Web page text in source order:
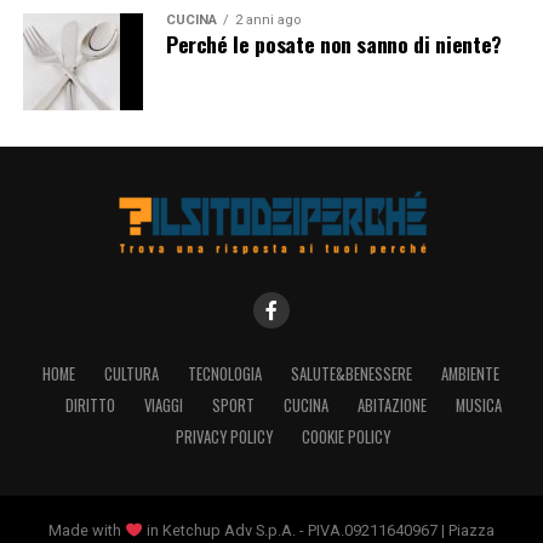
CUCINA 2 anni ago
Perché le posate non sanno di niente?
HOME CULTURA TECNOLOGIA SALUTE&BENESSERE
AMBIENTE
DIRITTO
VIAGGI SPORT CUCINA ABITAZIONE
MUSICA
PRIVACY POLICY
COOKIE POLICY
Made with
in Ketchup Adv S.p.A. - PIVA.09211640967 | Piazza